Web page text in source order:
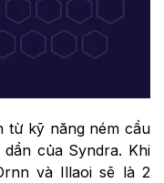
từ kỹ năng ném cầu
của Syndra. Khi
và Illaoi sẽ là 2